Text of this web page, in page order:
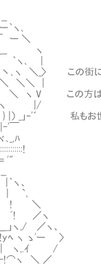
､
＼
ヽ
､ |
〉 この街に訪れ
＼ |
の方は腕に
!jヽ |/
私もお世話にな
￣
ﾊ
、
`､
＼
／ヽ
ヽ,/ ／ヽ、
ヽ ゝ'ー 〉
| ヽ,.ｲ /
ヽ ＼ ／